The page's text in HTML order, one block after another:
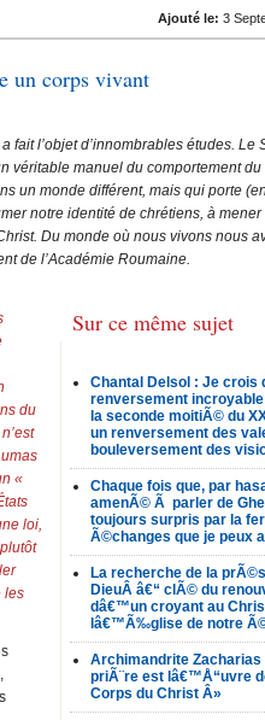
Ajouté le: 3
un corps vivant
fait l’objet d’innombrables études. Le
véritable manuel du comportement
un monde différent, mais qui porte
notre identité de chrétiens, à
Du monde où nous vivons nous
de l’Académie Roumaine.
Sur ce même sujet
Chantal Delsol : Je crois
renversement
la seconde moitiÃ© du
un renversement des
bouleversement des
Chaque fois que, par
amenÃ© Ã parler de
toujours surpris par la
Ã©changes que je peux
La recherche de la
DieuÂ â€“ clÃ© du
dâ€™un croyant au
lâ€™Ã‰glise de notre
Archimandrite Zacharias
priÃ¨re est lâ€™Å“uvre
Corps du Christ Â»
du
«
loi,
les